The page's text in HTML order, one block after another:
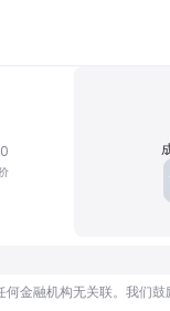
融机构无关联。我们鼓